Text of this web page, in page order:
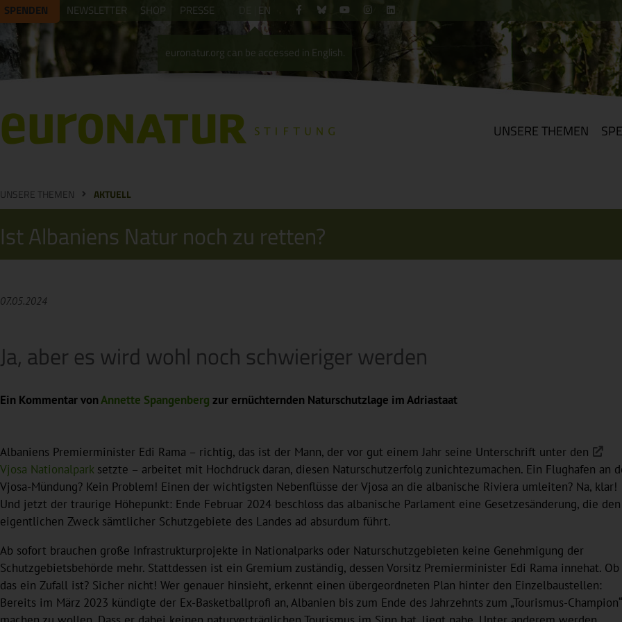
SPENDEN NEWSLETTER SHOP PRESSE
euronatur.org can be accessed in English.
EN
UNSERE THEMEN
UNSERE THEMEN AKTUELL
Ist Albaniens Natur noch zu retten?
07.05.2024
Ja, aber es wird wohl noch schwieriger werden
Ein Kommentar vonAnnette Spangenberg zur ernüchternden Naturschutzlage im Adriastaat
Albaniens Premierminister Edi Rama – richtig, das ist der Mann, der vor gut einem Jahr seine Unterschrift unter den
Vjosa Nationalparksetzte – arbeitet mit Hochdruck daran, diesen Naturschutzerfolg zunichtezumachen. Ein Flughafen an
Vjosa-Mündung? Kein Problem! Einen der wichtigsten Nebenflüsse der Vjosa an die albanische Riviera umleiten? Na, klar!
Und jetzt der traurige Höhepunkt: Ende Februar 2024 beschloss das albanische Parlament eine Gesetzesänderung, die den
eigentlichen Zweck sämtlicher Schutzgebiete des Landes ad absurdum führt.
Ab sofort brauchen große Infrastrukturprojekte in Nationalparks oder Naturschutzgebieten keine Genehmigung der
Schutzgebietsbehörde mehr. Stattdessen ist ein Gremium zuständig, dessen Vorsitz Premierminister Edi Rama innehat. Ob
das ein Zufall ist? Sicher nicht! Wer genauer hinsieht, erkennt einen übergeordneten Plan hinter den Einzelbaustellen:
Bereits im März 2023 kündigte der Ex-Basketballprofi an, Albanien bis zum Ende des Jahrzehnts zum „Tourismus-Champion“